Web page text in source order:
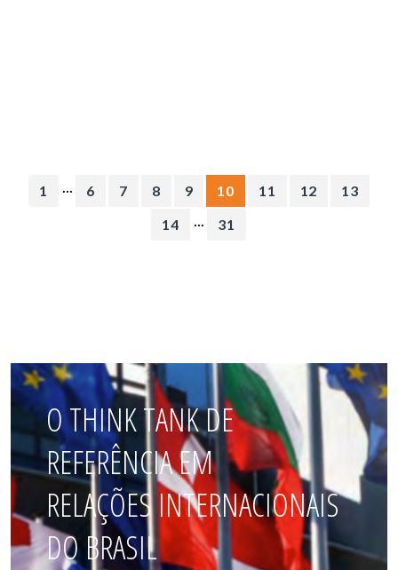
1 ... 6 7 8 9 10 11 12
13
14
... 31
O THINK TANK DE
REFERÊNCIA EM
RELAÇÕES INTERNACIONAIS
DO BRASIL